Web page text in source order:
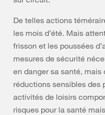
De telles actions
les mois d’été. Mais
frisson et les poussées
mesures de sécurité
en danger sa santé, mais
réductions sensibles des
activités de loisirs
risques pour la santé